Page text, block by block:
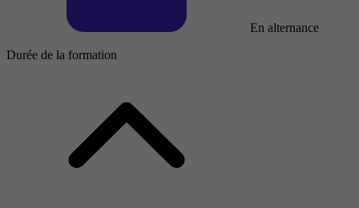
En alternance
Durée de la formation